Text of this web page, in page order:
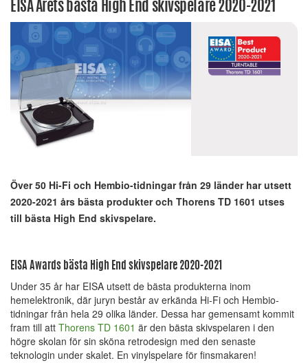
EISA Årets bästa High End skivspelare 2020-2021
Över 50 Hi-Fi och Hembio-tidningar från 29 länder har utsett
2020-2021 års bästa produkter och Thorens TD 1601 utses
till bästa High End skivspelare.
EISA Awards bästa High End skivspelare 2020-2021
Under 35 år har EISA utsett de bästa produkterna inom
hemelektronik, där juryn består av erkända Hi-Fi och Hembio-
tidningar från hela 29 olika länder. Dessa har gemensamt kommit
fram till att Thorens TD 1601 är den bästa skivspelaren i den
högre skolan för sin sköna retrodesign med den senaste
teknologin under skalet. En vinylspelare för finsmakaren!